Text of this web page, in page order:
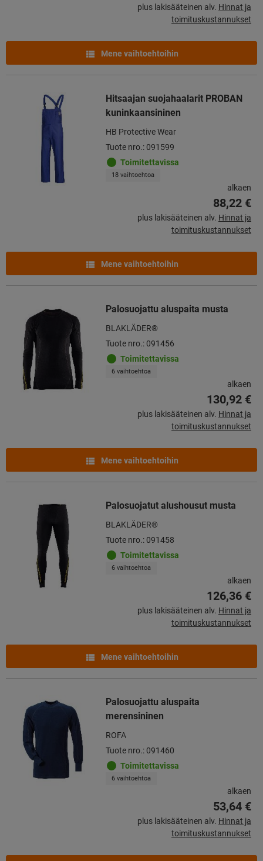
plus lakisääteinen alv. Hinnat ja
toimituskustannukset
Mene vaihtoehtoihin
Hitsaajan suojahaalarit PROBAN
kuninkaansininen
HB Protective Wear
Tuote nro.: 091599
Toimitettavissa
18 vaihtoehtoa
alkaen
88,22 €
plus lakisääteinen alv. Hinnat ja
toimituskustannukset
Mene vaihtoehtoihin
Palosuojattu aluspaita musta
BLAKLÄDER®
Tuote nro.: 091456
Toimitettavissa
6 vaihtoehtoa
alkaen
130,92 €
plus lakisääteinen alv. Hinnat ja
toimituskustannukset
Mene vaihtoehtoihin
Palosuojatut alushousut musta
BLAKLÄDER®
Tuote nro.: 091458
Toimitettavissa
6 vaihtoehtoa
alkaen
126,36 €
plus lakisääteinen alv. Hinnat ja
toimituskustannukset
Mene vaihtoehtoihin
Palosuojattu aluspaita
merensininen
ROFA
Tuote nro.: 091460
Toimitettavissa
6 vaihtoehtoa
alkaen
53,64 €
plus lakisääteinen alv. Hinnat ja
toimituskustannukset